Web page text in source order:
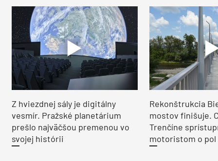
Z hviezdnej sály je digitálny
vesmír. Pražské planetárium
prešlo najväčšou premenou vo
svojej histórii
Rekonštrukcia
mostov finišuje.
Trenčíne
motoristom o pol